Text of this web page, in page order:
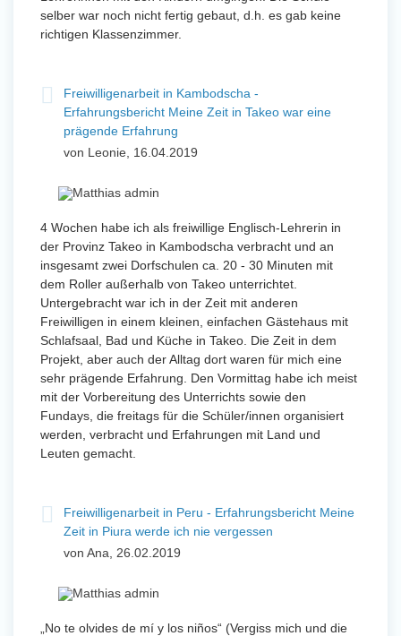
selber war noch nicht fertig gebaut, d.h. es gab keine
richtigen Klassenzimmer.
Freiwilligenarbeit in Kambodscha -
Erfahrungsbericht Meine Zeit in Takeo war eine
prägende Erfahrung
von Leonie, 16.04.2019
4 Wochen habe ich als freiwillige Englisch-Lehrerin in
der Provinz Takeo in Kambodscha verbracht und an
insgesamt zwei Dorfschulen ca. 20 - 30 Minuten mit
dem Roller außerhalb von Takeo unterrichtet.
Untergebracht war ich in der Zeit mit anderen
Freiwilligen in einem kleinen, einfachen Gästehaus mit
Schlafsaal, Bad und Küche in Takeo. Die Zeit in dem
Projekt, aber auch der Alltag dort waren für mich eine
sehr prägende Erfahrung. Den Vormittag habe ich meist
mit der Vorbereitung des Unterrichts sowie den
Fundays, die freitags für die Schüler/innen organisiert
werden, verbracht und Erfahrungen mit Land und
Leuten gemacht.
Freiwilligenarbeit in Peru - Erfahrungsbericht Meine
Zeit in Piura werde ich nie vergessen
von Ana, 26.02.2019
„No te olvides de mí y los niños“ (Vergiss mich und die